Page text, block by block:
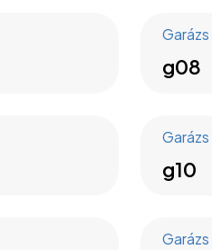
Garázs
g08
Garázs
g10
Garázs